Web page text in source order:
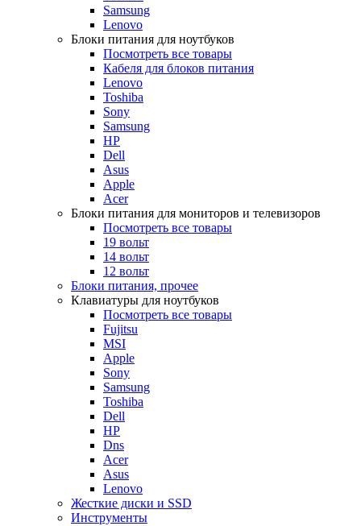
Samsung
Lenovo
Блоки питания для ноутбуков
Посмотреть все товары
Кабеля для блоков питания
Lenovo
Toshiba
Sony
Samsung
HP
Dell
Asus
Apple
Acer
Блоки питания для мониторов и телевизоров
Посмотреть все товары
19 вольт
14 вольт
12 вольт
Блоки питания, прочее
Клавиатуры для ноутбуков
Посмотреть все товары
Fujitsu
MSI
Apple
Sony
Samsung
Toshiba
Dell
HP
Dns
Acer
Asus
Lenovo
Жесткие диски и SSD
Инструменты